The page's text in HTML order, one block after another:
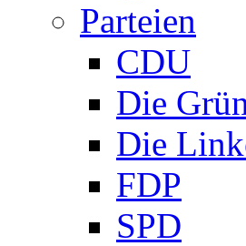
Parteien
CDU
Die
Die
FDP
SPD